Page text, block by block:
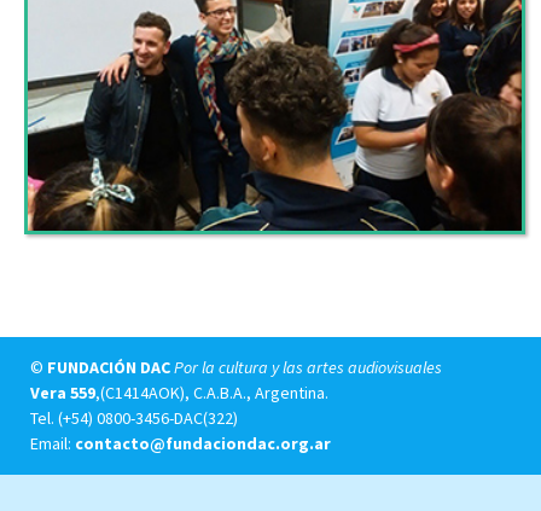
© FUNDACIÓN DACPor la cultura y las artes audiovisuales
Vera 559,(C1414AOK), C.A.B.A., Argentina.
Tel. (+54) 0800-3456-DAC(322)
Email: contacto@fundaciondac.org.ar